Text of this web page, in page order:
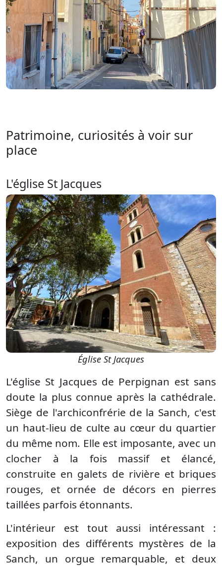
Patrimoine, curiosités à voir sur
place
L'église St Jacques
Église St Jacques
L'église St Jacques de Perpignan est sans
doute la plus connue après la cathédrale.
Siège de l'archiconfrérie de la Sanch, c'est
un haut-lieu de culte au cœur du quartier
du même nom. Elle est imposante, avec un
clocher à la fois massif et élancé,
construite en galets de rivière et briques
rouges, et ornée de décors en pierres
taillées parfois étonnants.
L'intérieur est tout aussi intéressant :
exposition des différents mystères de la
Sanch, un orgue remarquable, et deux